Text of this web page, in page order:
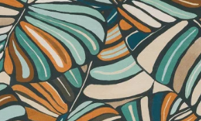
Aspect lin
Aspect soie
Coton
Inspiration
Laine
Lin